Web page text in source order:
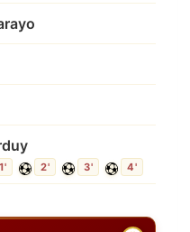
1' 2' 3' 4'